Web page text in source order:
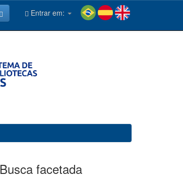
Entrar em:
Busca facetada